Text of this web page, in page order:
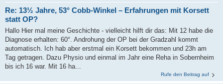
Re: 13½ Jahre, 53° Cobb-Winkel – Erfahrungen mit Korsett
statt OP?
Hallo Hier mal meine Geschichte - vielleicht hilft dir das: Mit 12 habe die
Diagnose erhalten: 60°. Androhung der OP bei der Gradzahl kommt
automatisch. Ich hab aber erstmal ein Korsett bekommen und 23h am
Tag getragen. Dazu Physio und einmal im Jahr eine Reha in Sobernheim
bis ich 16 war. Mit 16 ha...
Rufe den Beitrag auf